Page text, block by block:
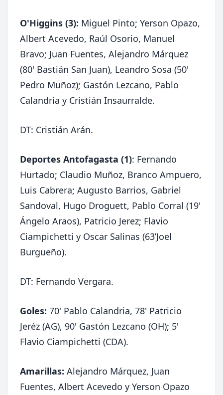
O'Higgins (3): Miguel Pinto; Yerson Opazo,
Albert Acevedo, Raúl Osorio, Manuel
Bravo; Juan Fuentes, Alejandro Márquez
(80' Bastián San Juan), Leandro Sosa (50'
Pedro Muñoz); Gastón Lezcano, Pablo
Calandria y Cristián Insaurralde.
DT: Cristián Arán.
Deportes Antofagasta (1): Fernando
Hurtado; Claudio Muñoz, Branco Ampuero,
Luis Cabrera; Augusto Barrios, Gabriel
Sandoval, Hugo Droguett, Pablo Corral (19'
Ángelo Araos), Patricio Jerez; Flavio
Ciampichetti y Oscar Salinas (63’Joel
Burgueño).
DT: Fernando Vergara.
Goles: 70' Pablo Calandria, 78' Patricio
Jeréz (AG), 90' Gastón Lezcano (OH); 5'
Flavio Ciampichetti (CDA).
Amarillas: Alejandro Márquez, Juan
Fuentes, Albert Acevedo y Yerson Opazo